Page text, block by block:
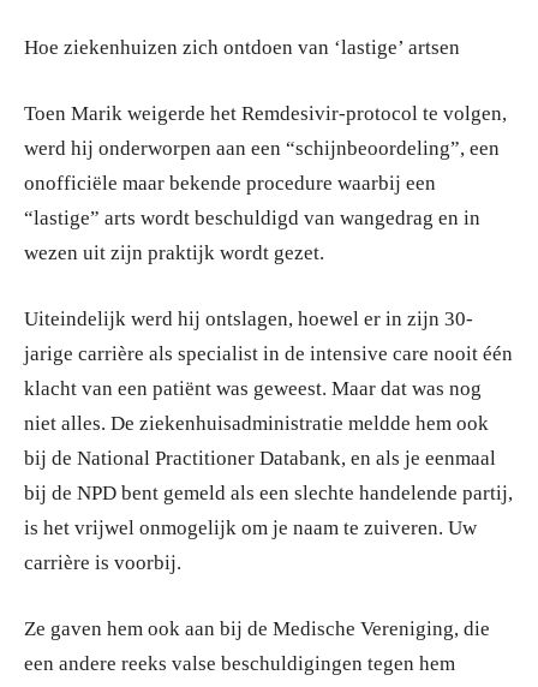
Hoe ziekenhuizen zich ontdoen van ‘lastige’ artsen
Toen Marik weigerde het Remdesivir-protocol te volgen,
werd hij onderworpen aan een “schijnbeoordeling”, een
onofficiële maar bekende procedure waarbij een
“lastige” arts wordt beschuldigd van wangedrag en in
wezen uit zijn praktijk wordt gezet.
Uiteindelijk werd hij ontslagen, hoewel er in zijn 30-
jarige carrière als specialist in de intensive care nooit één
klacht van een patiënt was geweest. Maar dat was nog
niet alles. De ziekenhuisadministratie meldde hem ook
bij de National Practitioner Databank, en als je eenmaal
bij de NPD bent gemeld als een slechte handelende partij,
is het vrijwel onmogelijk om je naam te zuiveren. Uw
carrière is voorbij.
Ze gaven hem ook aan bij de Medische Vereniging, die
een andere reeks valse beschuldigingen tegen hem